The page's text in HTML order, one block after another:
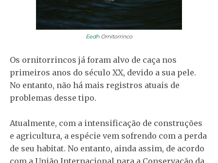
EedhOrnitorrinco
Os ornitorrincos já foram alvo de caça nos
primeiros anos do século XX, devido a sua pele.
No entanto, não há mais registros atuais de
problemas desse tipo.
Atualmente, com a intensificação de construções
e agricultura, a espécie vem sofrendo com a perda
de seu habitat. No entanto, ainda assim, de acordo